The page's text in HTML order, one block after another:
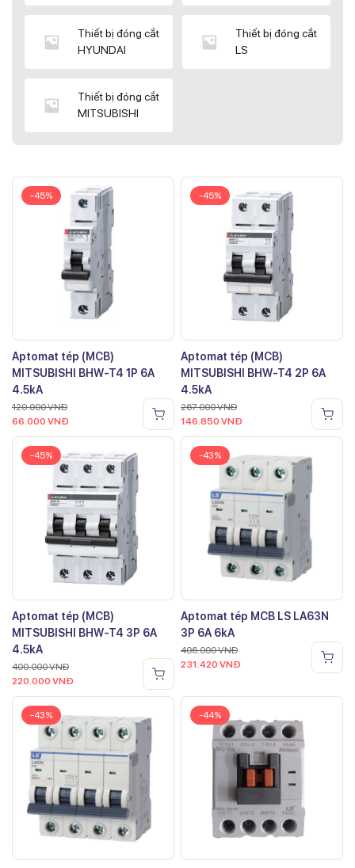
Thiết bị đóng cắt
HYUNDAI
Thiết bị đóng cắt
LS
Thiết bị đóng cắt
MITSUBISHI
-45%
Aptomat tép (MCB)
MITSUBISHI BHW-T4 1P 6A
4.5kA
120.000VNĐ
66.000 VNĐ
-45%
Aptomat tép (MCB)
MITSUBISHI BHW-T4 2P 6A
4.5kA
267.000VNĐ
146.850 VNĐ
-45%
Aptomat tép (MCB)
MITSUBISHI BHW-T4 3P 6A
4.5kA
400.000VNĐ
220.000 VNĐ
-43%
Aptomat tép MCB LS LA63N
3P 6A 6kA
406.000VNĐ
231.420 VNĐ
-43% -44%